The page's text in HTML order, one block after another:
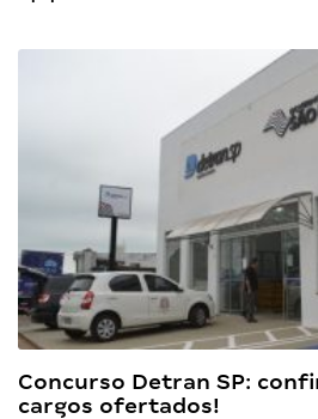
Concurso Detran SP:
cargos ofertados!